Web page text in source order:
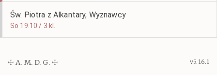
Św. Piotra z Alkantary, Wyznawcy
So 19.10 / 3 kl.
☩ A. M. D. G. ☩ v5.16.1